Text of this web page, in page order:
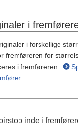
i
i forskellige
fremføreren for
i fremføreren.
inde i